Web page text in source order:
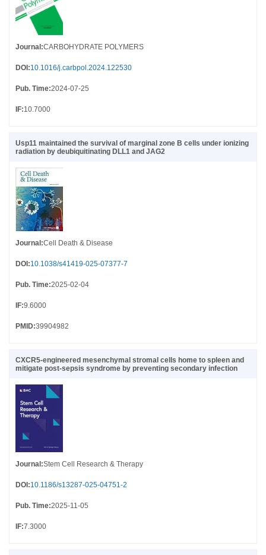
Journal:CARBOHYDRATE POLYMERS
DOI:10.1016/j.carbpol.2024.122530
Pub. Time:2024-07-25
IF:10.7000
Usp11 maintained the survival of marginal zone B cells under ionizing
radiation by deubiquitinating DLL1 and JAG2
Journal :Cell Death & Disease
DOI :10.1038/s41419-025-07377-7
Pub. Time:2025-02-04
IF:9.6000
PMID:39904982
CXCR5-engineered mesenchymal stromal cells home to spleen and
mitigate post-sepsis syndrome by preventing secondary infection
Journal:Stem Cell Research & Therapy
DOI:10.1186/s13287-025-04751-2
Pub. Time:2025-11-05
IF:7.3000